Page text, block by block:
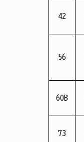
42
56
60B
73